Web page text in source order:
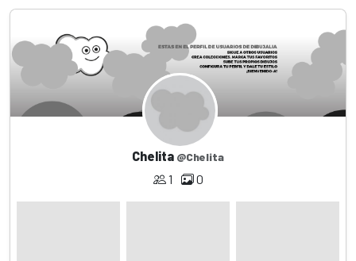
Chelita @Chelita
1 0